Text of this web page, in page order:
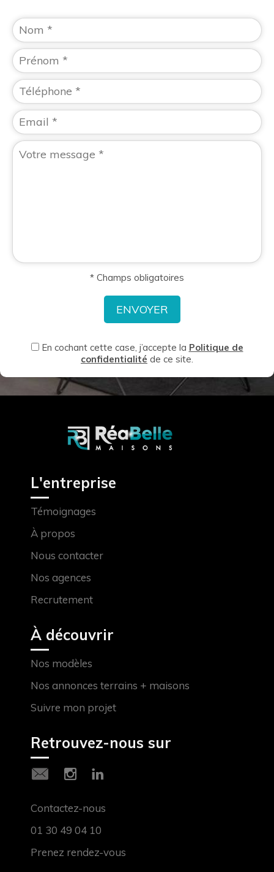
* Champs obligatoires
En cochant cette case, j’accepte la Politique de
confidentialité de ce site.
L'entreprise
Témoignages
À propos
Nous contacter
Nos agences
Recrutement
À découvrir
Nos modèles
Nos annonces terrains + maisons
Suivre mon projet
Retrouvez-nous sur
Contactez-nous
01 30 49 04 10
Prenez rendez-vous